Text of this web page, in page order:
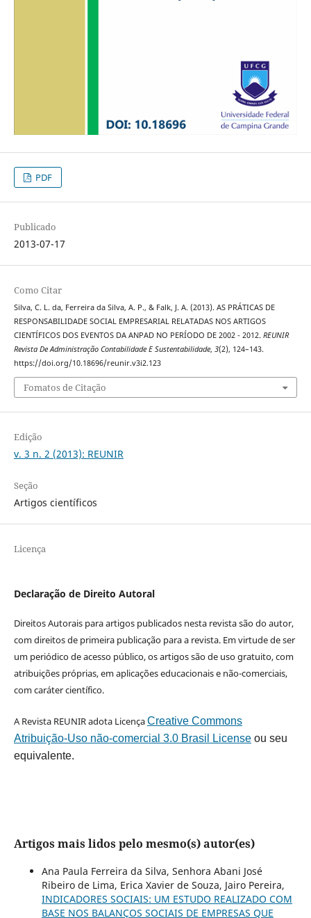
PDF
Publicado
2013-07-17
Como Citar
Silva, C. L. da, Ferreira da Silva, A. P., & Falk, J. A. (2013). AS PRÁTICAS DE
RESPONSABILIDADE SOCIAL EMPRESARIAL RELATADAS NOS ARTIGOS
CIENTÍFICOS DOS EVENTOS DA ANPAD NO PERÍODO DE 2002 - 2012. REUNIR
Revista De Administração Contabilidade E Sustentabilidade, 3(2), 124–143.
https://doi.org/10.18696/reunir.v3i2.123
Fomatos de Citação
Edição
v. 3 n. 2 (2013): REUNIR
Seção
Artigos científicos
Licença
Declaração de Direito Autoral
Direitos Autorais para artigos publicados nesta revista são do autor,
com direitos de primeira publicação para a revista. Em virtude de ser
um periódico de acesso público, os artigos são de uso gratuito, com
atribuições próprias, em aplicações educacionais e não-comerciais,
com caráter científico.
A Revista REUNIR adota LicençaCreative Commons
Atribuição-Uso não-comercial 3.0 Brasil Licenseou seu
equivalente.
Artigos mais lidos pelo mesmo(s) autor(es)
Ana Paula Ferreira da Silva, Senhora Abani José
Ribeiro de Lima, Erica Xavier de Souza, Jairo Pereira,
INDICADORES SOCIAIS: UM ESTUDO REALIZADO COM
BASE NOS BALANÇOS SOCIAIS DE EMPRESAS QUE